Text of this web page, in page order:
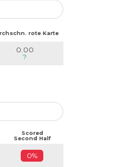
rote Karte
0.00
?
Scored
Second Half
0%